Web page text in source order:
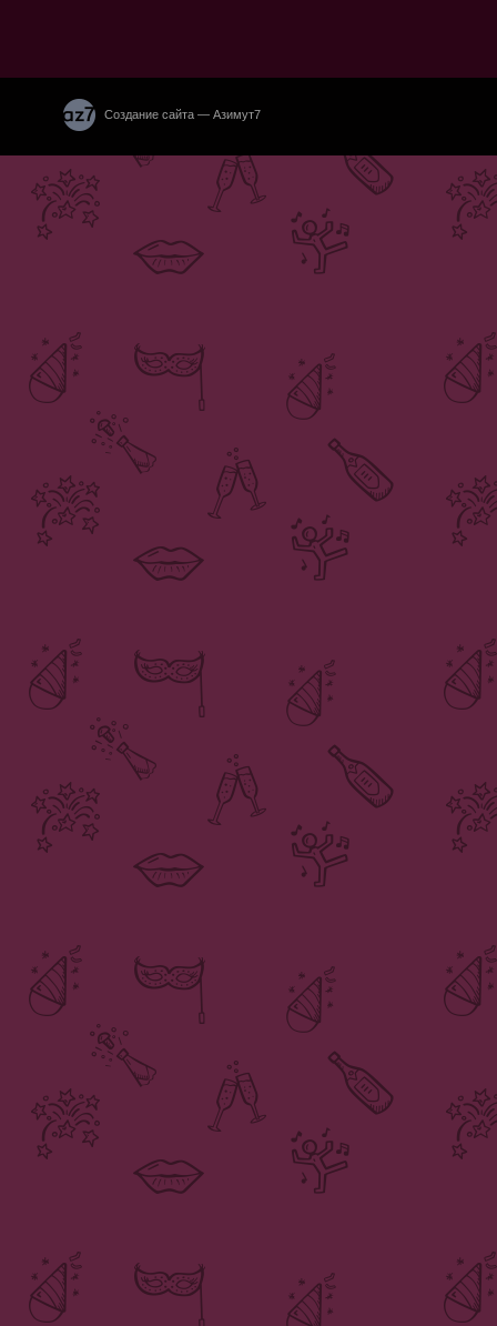
Создание сайта — Азимут7